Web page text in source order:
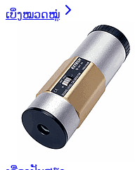
ເບິ່ງໝວດໝູ່